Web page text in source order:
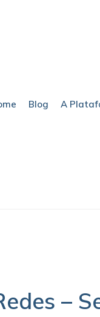
Blog A
–